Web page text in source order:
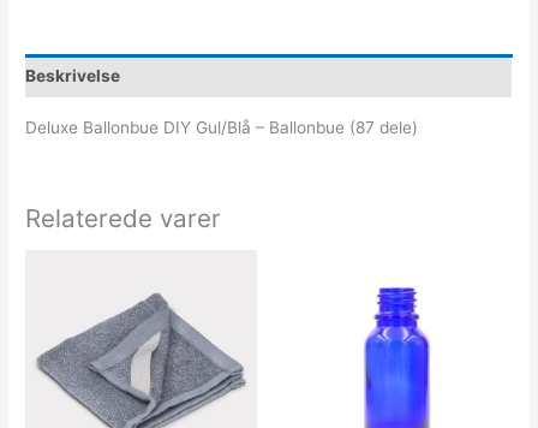
Beskrivelse
Deluxe Ballonbue DIY Gul/Blå – Ballonbue (87 dele)
Relaterede varer